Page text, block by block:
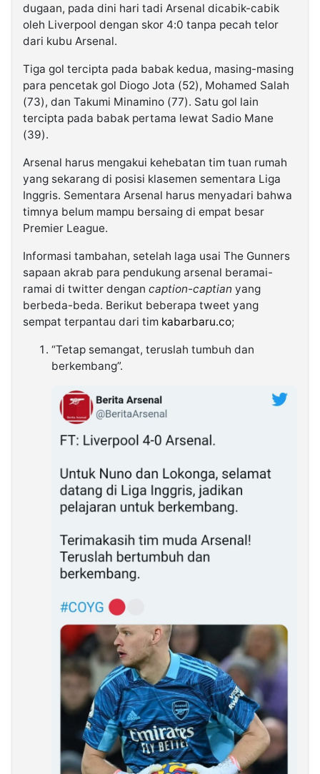
dugaan, pada dini hari tadi Arsenal dicabik-cabik
oleh Liverpool dengan skor 4:0 tanpa pecah telor
dari kubu Arsenal.
Tiga gol tercipta pada babak kedua, masing-masing
para pencetak gol Diogo Jota (52), Mohamed Salah
(73), dan Takumi Minamino (77). Satu gol lain
tercipta pada babak pertama lewat Sadio Mane
(39).
Arsenal harus mengakui kehebatan tim tuan rumah
yang sekarang di posisi klasemen sementara Liga
Inggris. Sementara Arsenal harus menyadari bahwa
timnya belum mampu bersaing di empat besar
Premier League.
Informasi tambahan, setelah laga usai The Gunners
sapaan akrab para pendukung arsenal beramai-
ramai di twitter dengan caption-captian yang
berbeda-beda. Berikut beberapa tweet yang
sempat terpantau dari tim kabarbaru.co;
“Tetap semangat, teruslah tumbuh dan
berkembang”.